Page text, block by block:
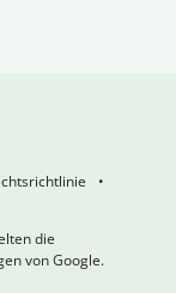
die
von Google.